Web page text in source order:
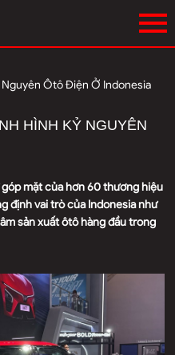
Nguyên Ôtô Điện Ở Indonesia
HÌNH KỶ NGUYÊN
mặt của hơn 60 thương hiệu
định vai trò của Indonesia như
sản xuất ôtô hàng đầu trong